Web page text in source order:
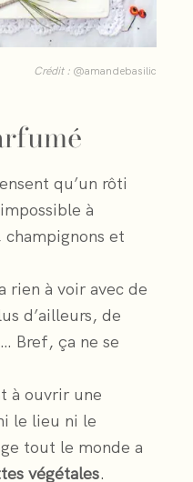
Crédit : @amandebasilic
qu’un rôti
à
champignons et
rien à voir avec de
d’ailleurs, de
Bref, ça ne se
à ouvrir une
le lieu ni le
tout le monde a
végétales.